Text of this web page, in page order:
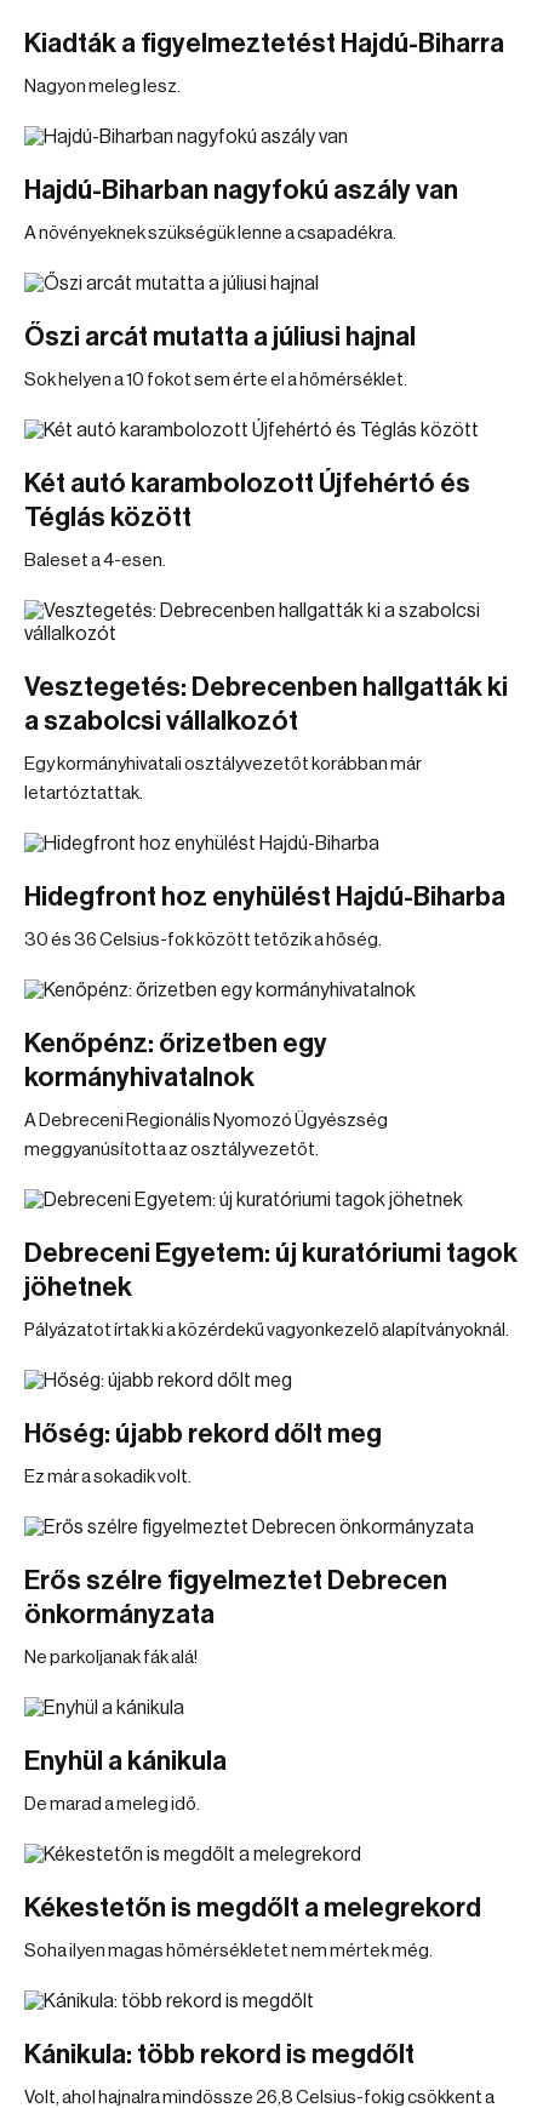
Kiadták a figyelmeztetést Hajdú-Biharra
Nagyon meleg lesz.
Hajdú-Biharban nagyfokú aszály van
A növényeknek szükségük lenne a csapadékra.
Őszi arcát mutatta a júliusi hajnal
Sok helyen a 10 fokot sem érte el a hőmérséklet.
Két autó karambolozott Újfehértó és
Téglás között
Baleset a 4-esen.
Vesztegetés: Debrecenben hallgatták ki
a szabolcsi vállalkozót
Egy kormányhivatali osztályvezetőt korábban már
letartóztattak.
Hidegfront hoz enyhülést Hajdú-Biharba
30 és 36 Celsius-fok között tetőzik a hőség.
Kenőpénz: őrizetben egy
kormányhivatalnok
A Debreceni Regionális Nyomozó Ügyészség
meggyanúsította az osztályvezetőt.
Debreceni Egyetem: új kuratóriumi tagok
jöhetnek
Pályázatot írtak ki a közérdekű vagyonkezelő alapítványoknál.
Hőség: újabb rekord dőlt meg
Ez már a sokadik volt.
Erős szélre figyelmeztet Debrecen
önkormányzata
Ne parkoljanak fák alá!
Enyhül a kánikula
De marad a meleg idő.
Kékestetőn is megdőlt a melegrekord
Soha ilyen magas hőmérsékletet nem mértek még.
Kánikula: több rekord is megdőlt
Volt, ahol hajnalra mindössze 26,8 Celsius-fokig csökkent a